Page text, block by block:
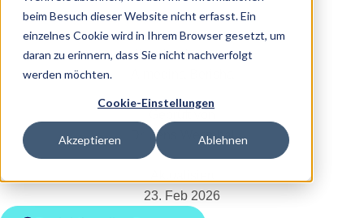
beim Besuch dieser Website nicht erfasst. Ein
einzelnes Cookie wird in Ihrem Browser gesetzt, um
daran zu erinnern, dass Sie nicht nachverfolgt
werden möchten.
Cookie-Einstellungen
Akzeptieren Ablehnen
Geschrieben von
Dr. Jens Westphal
23. Feb 2026